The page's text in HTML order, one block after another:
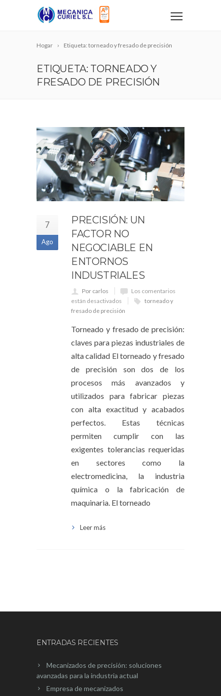
Hogar Etiqueta: torneado y fresado de precisión
ETIQUETA: TORNEADO Y
FRESADO DE PRECISIÓN
7
Ago
PRECISIÓN: UN
FACTOR NO
NEGOCIABLE EN
ENTORNOS
INDUSTRIALES
Por carlos
Los comentarios
están desactivados
torneado y
fresado de precisión
Torneado y fresado de precisión:
claves para piezas industriales de
alta calidad El torneado y fresado
de precisión son dos de los
procesos más avanzados y
utilizados para fabricar piezas
con alta exactitud y acabados
perfectos. Estas técnicas
permiten cumplir con las
exigentes tolerancias requeridas
en sectores como la
electromedicina, la industria
química o la fabricación de
maquinaria. El torneado
Leer más
ENTRADAS RECIENTES
Mecanizados de precisión: soluciones
avanzadas para la industria actual
Empresa de mecanizados